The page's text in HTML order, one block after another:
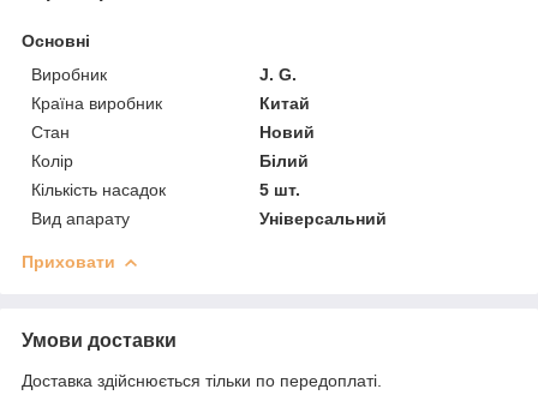
Основні
Виробник
J. G.
Країна виробник
Китай
Стан
Новий
Колір
Білий
Кількість насадок
5 шт.
Вид апарату
Універсальний
Приховати
Умови доставки
Доставка здійснюється тільки по передоплаті.